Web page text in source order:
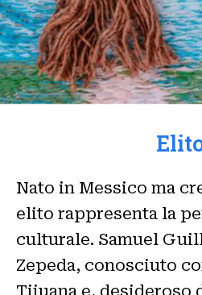
Nato in Messico ma
elito rappresenta la
culturale. Samuel
Zepeda, conosciuto